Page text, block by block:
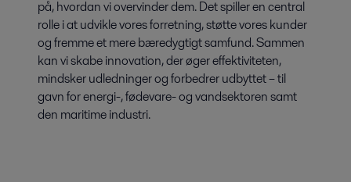
på, hvordan vi overvinder dem. Det spiller en central
rolle i at udvikle vores forretning, støtte vores kunder
og fremme et mere bæredygtigt samfund. Sammen
kan vi skabe innovation, der øger effektiviteten,
mindsker udledninger og forbedrer udbyttet – til
gavn for energi-, fødevare- og vandsektoren samt
den maritime industri.